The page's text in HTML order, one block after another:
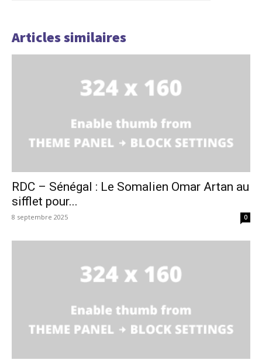
Articles similaires
RDC – Sénégal : Le Somalien Omar Artan au
sifflet pour...
8 septembre 2025 0